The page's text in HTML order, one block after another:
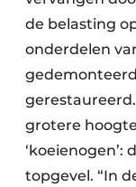
de belasting
onderdelen
grotere
‘koeienogen’:
topgevel. “In